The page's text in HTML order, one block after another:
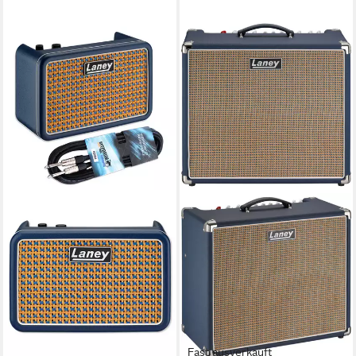
Fast ausverkauft